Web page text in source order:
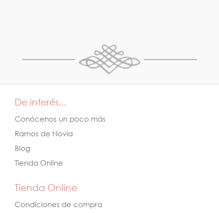
De interés...
Conócenos un poco más
Ramos de Novia
Blog
Tienda Online
Tienda Online
Condiciones de compra